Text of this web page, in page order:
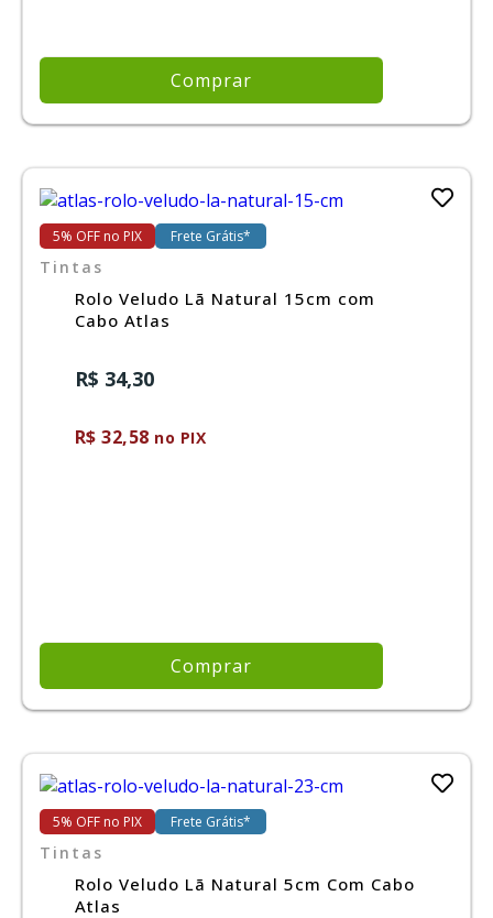
Comprar
5% OFF no PIX Frete Grátis*
Tintas
Rolo Veludo Lã Natural 15cm com
Cabo Atlas
R$ 34,30
R$ 32,58 no PIX
Comprar
5% OFF no PIX Frete Grátis*
Tintas
Rolo Veludo Lã Natural 5cm Com Cabo
Atlas